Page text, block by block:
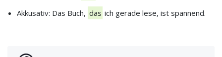
Akkusativ: Das Buch, das ich gerade lese, ist spannend.